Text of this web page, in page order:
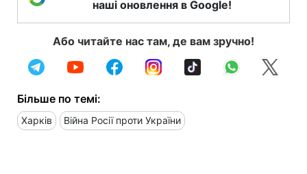
наші оновлення в Google!
Або читайте нас там, де вам зручно!
Більше по темі:
Харків Війна Росії проти України